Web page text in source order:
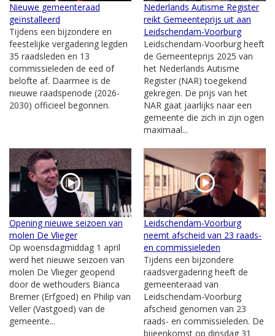
Nieuwe gemeenteraad
geïnstalleerd
Tijdens een bijzondere en
feestelijke vergadering legden
35 raadsleden en 13
commissieleden de eed of
belofte af. Daarmee is de
nieuwe raadsperiode (2026-
2030) officieel begonnen.
Nederlands Autisme Register
reikt Gemeenteprijs uit aan
Leidschendam-Voorburg
Leidschendam-Voorburg heeft
de Gemeenteprijs 2025 van
het Nederlands Autisme
Register (NAR) toegekend
gekregen. De prijs van het
NAR gaat jaarlijks naar een
gemeente die zich in zijn ogen
maximaal...
Opening nieuwe seizoen van
molen De Vlieger
Op woensdagmiddag 1 april
werd het nieuwe seizoen van
molen De Vlieger geopend
door de wethouders Bianca
Bremer (Erfgoed) en Philip van
Veller (Vastgoed) van de
gemeente...
Leidschendam-Voorburg
neemt afscheid van 23 raads-
en commissieleden
Tijdens een bijzondere
raadsvergadering heeft de
gemeenteraad van
Leidschendam-Voorburg
afscheid genomen van 23
raads- en commissieleden. De
bijeenkomst op dinsdag 31